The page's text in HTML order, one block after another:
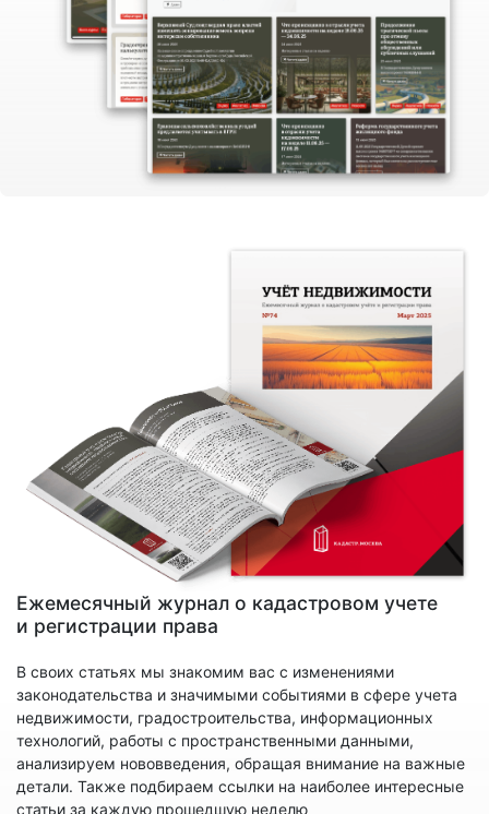
Ежемесячный журнал о кадастровом учете
и регистрации права
В своих статьях мы знакомим вас с изменениями
законодательства и значимыми событиями в сфере учета
недвижимости, градостроительства, информационных
технологий, работы с пространственными данными,
анализируем нововведения, обращая внимание на важные
детали. Также подбираем ссылки на наиболее интересные
статьи за каждую прошедшую неделю